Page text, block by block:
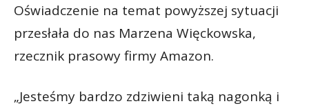
Oświadczenie na temat powyższej sytuacji
przesłała do nas Marzena Więckowska,
rzecznik prasowy firmy Amazon.
„Jesteśmy bardzo zdziwieni taką nagonką i